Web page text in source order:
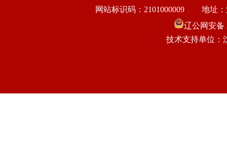
网站标识码：2101000009
地址
辽公网安备
技术支持单位：